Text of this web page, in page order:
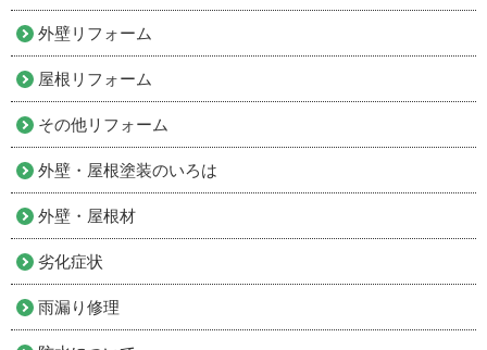
外壁リフォーム
屋根リフォーム
その他リフォーム
外壁・屋根塗装のいろは
外壁・屋根材
劣化症状
雨漏り修理